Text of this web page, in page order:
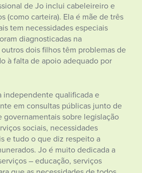
de Jo inclui cabeleireiro e
(como carteira). Ela é mãe de três
tem necessidades especiais
diagnosticadas na
dois filhos têm problemas de
à falta de apoio adequado por
independente qualificada e
em consultas públicas junto de
governamentais sobre legislação
sociais, necessidades
e tudo o que diz respeito a
Jo é muito dedicada a
– educação, serviços